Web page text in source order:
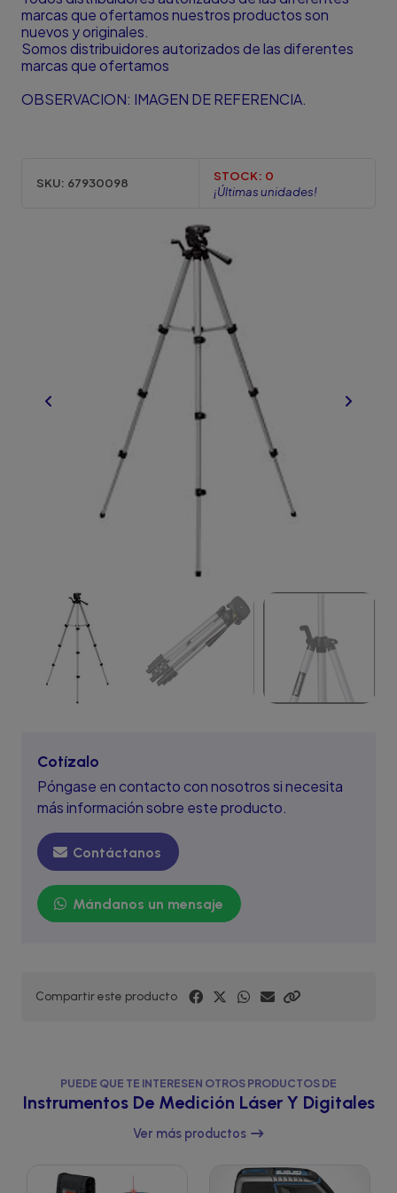
marcas que ofertamos nuestros productos son
nuevos y originales.
Somos distribuidores autorizados de las diferentes
marcas que ofertamos
OBSERVACION: IMAGEN DE REFERENCIA.
SKU: 67930098 STOCK: 0
¡Últimas unidades!
Cotízalo
Póngase en contacto con nosotros si necesita
más información sobre este producto.
Contáctanos
Mándanos un mensaje
Compartir este producto
PUEDE QUE TE INTERESEN OTROS PRODUCTOS DE
Instrumentos De Medición Láser Y Digitales
Ver más productos